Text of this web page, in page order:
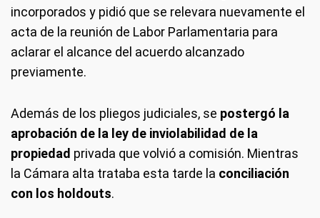
incorporados y pidió que se relevara nuevamente el
acta de la reunión de Labor Parlamentaria para
aclarar el alcance del acuerdo alcanzado
previamente.
Además de los pliegos judiciales, se postergó la
aprobación de la ley de inviolabilidad de la
propiedad privada que volvió a comisión. Mientras
la Cámara alta trataba esta tarde la conciliación
con los holdouts.